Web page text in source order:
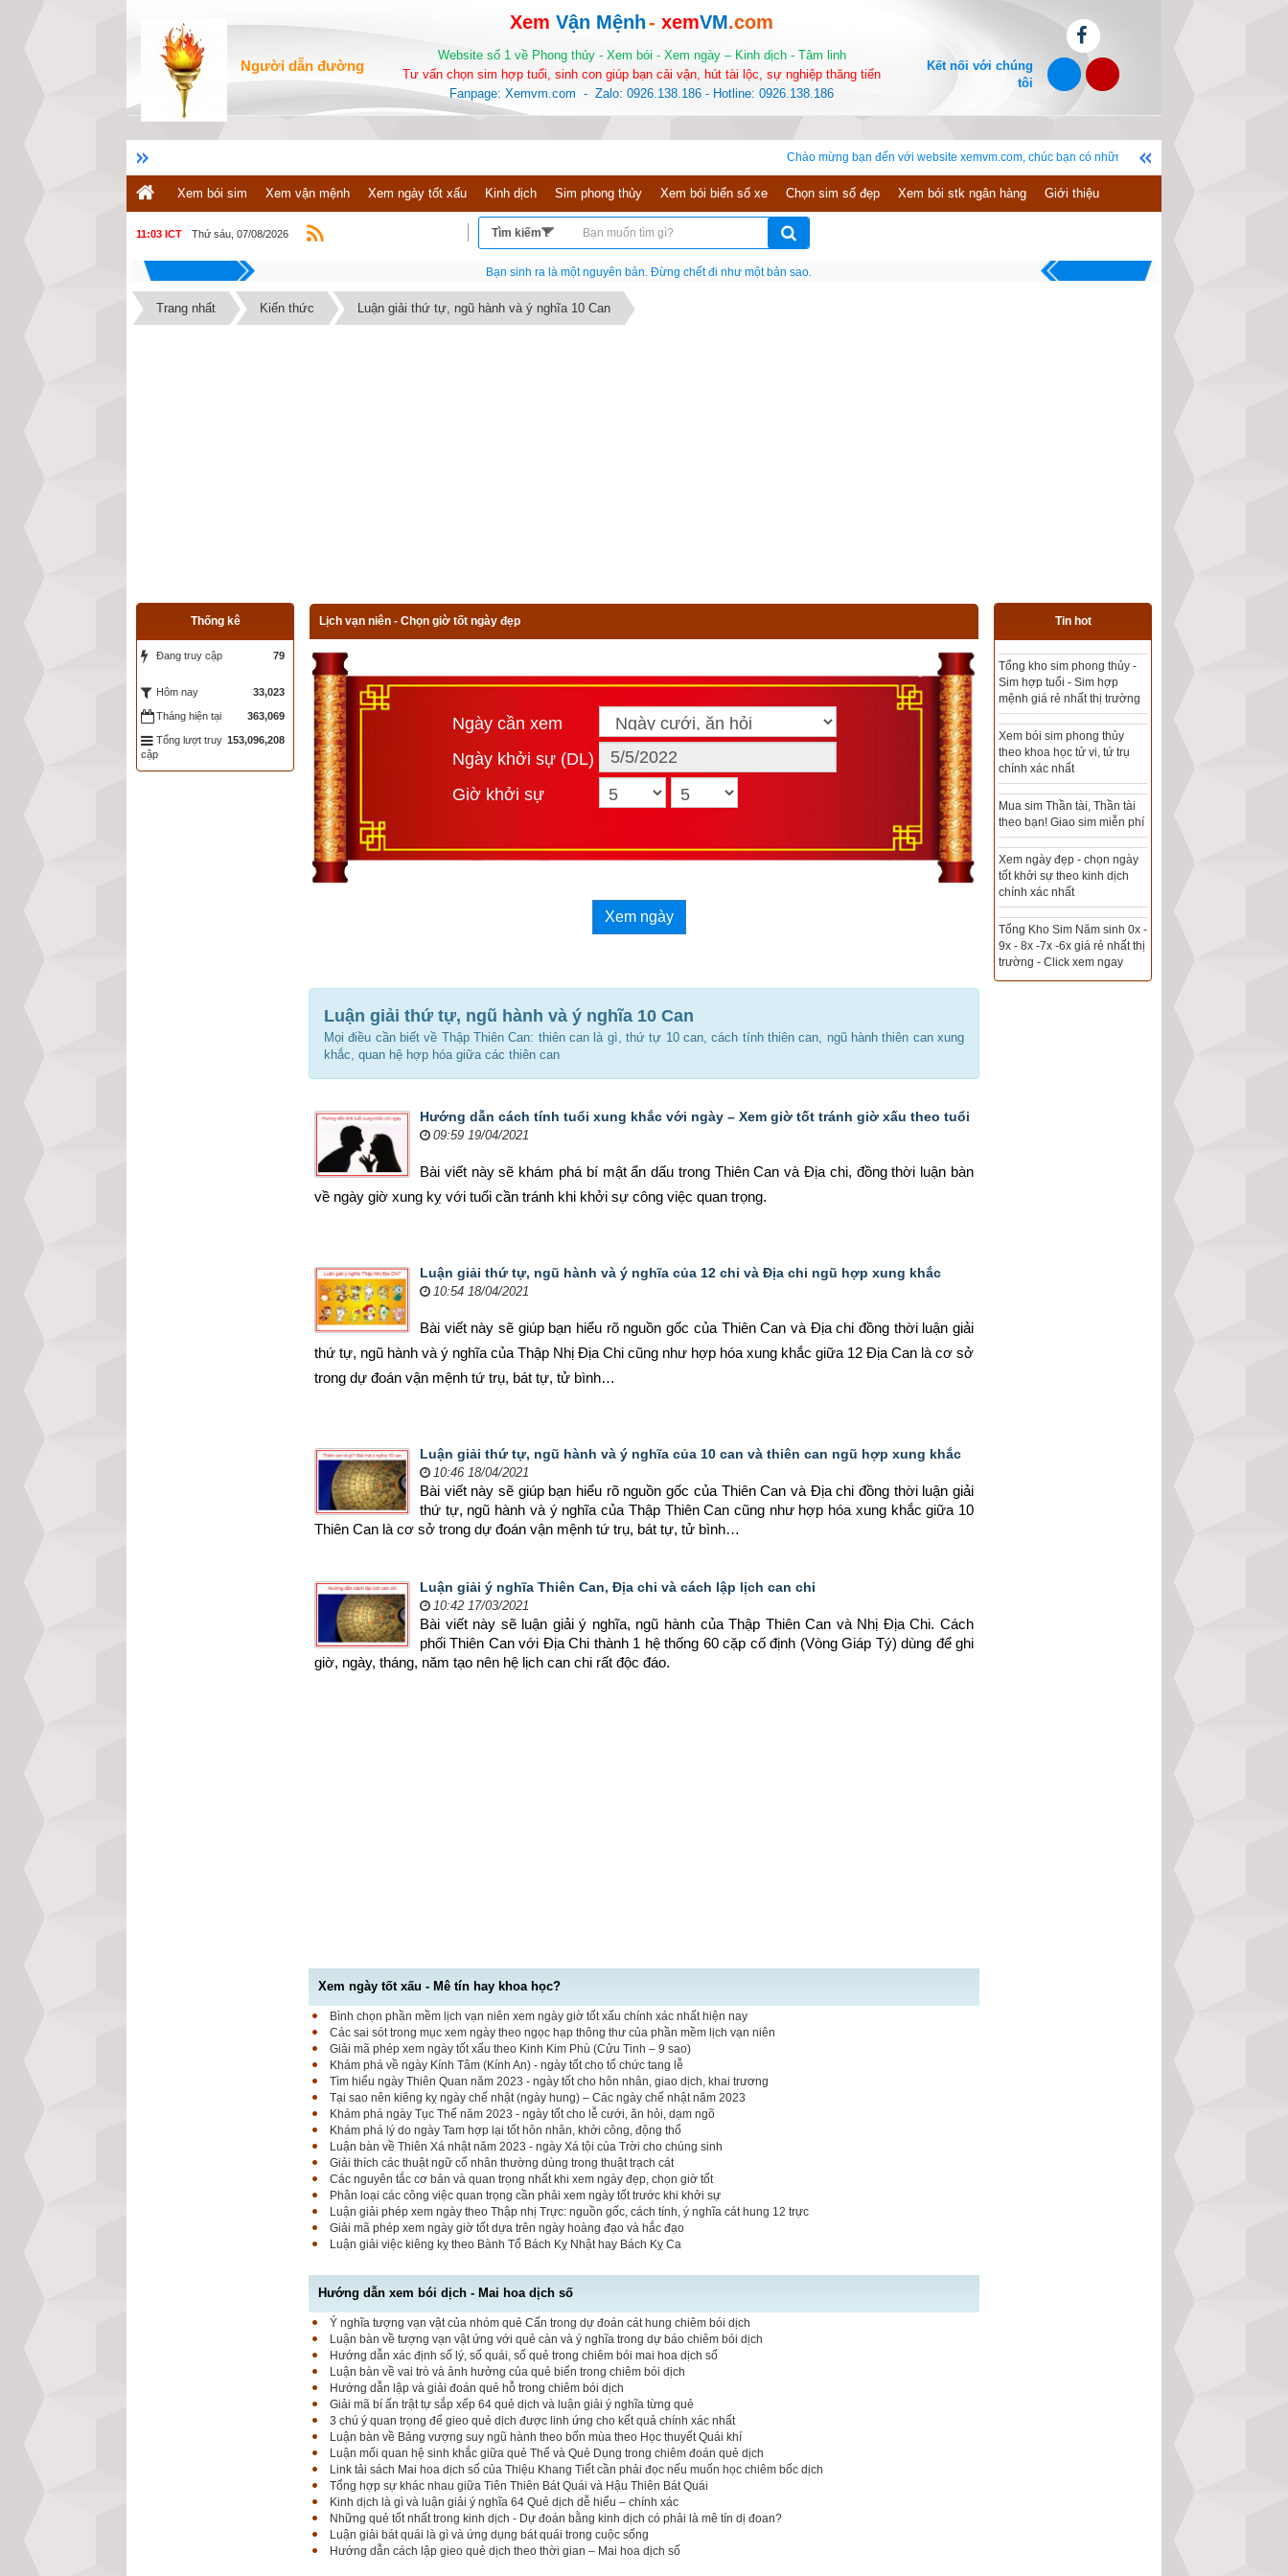
Người dẫn đường
Xem Vận Mệnh- xemVM.com
Website số 1 về Phong thủy - Xem bói - Xem ngày – Kinh dịch - Tâm linh
Tư vấn chọn sim hợp tuổi, sinh con giúp bạn cải vận, hút tài lộc, sự nghiệp thăng tiến
Fanpage: Xemvm.com - Zalo: 0926.138.186 - Hotline: 0926.138.186
Kết nối với chúng
tôi
Chào mừng bạn đến với website xemvm.com, chúc bạn có những giây phút vui vẻ! Bản quyền © 2019-
Xem bói sim Xem vận mệnh Xem ngày tốt xấu Kinh dịch Sim phong thủy Xem bói biển số xe Chọn sim số đẹp Xem bói stk ngân hàng Giới thiệu
11:03 ICT Thứ sáu, 07/08/2026
Bạn sinh ra là một nguyên bản. Đừng chết đi như một bản sao.
Trang nhất Kiến thức Luận giải thứ tự, ngũ hành và ý nghĩa 10 Can
Lịch vạn niên - Chọn giờ tốt ngày đẹp
Ngày cần xem
Ngày khởi sự (DL)
Giờ khởi sự
Xem ngày
Luận giải thứ tự, ngũ hành và ý nghĩa 10 Can
Mọi điều cần biết về Thập Thiên Can: thiên can là gì, thứ tự 10 can, cách tính thiên can, ngũ hành thiên can xung
khắc, quan hệ hợp hóa giữa các thiên can
Hướng dẫn cách tính tuổi xung khắc với ngày – Xem giờ tốt tránh giờ xấu theo tuổi
09:59 19/04/2021
Bài viết này sẽ khám phá bí mật ẩn dấu trong Thiên Can và Địa chi, đồng thời luận bàn
về ngày giờ xung kỵ với tuổi cần tránh khi khởi sự công việc quan trọng.
Luận giải thứ tự, ngũ hành và ý nghĩa của 12 chi và Địa chi ngũ hợp xung khắc
10:54 18/04/2021
Bài viết này sẽ giúp bạn hiểu rõ nguồn gốc của Thiên Can và Địa chi đồng thời luận giải
thứ tự, ngũ hành và ý nghĩa của Thập Nhị Địa Chi cũng như hợp hóa xung khắc giữa 12 Địa Can là cơ sở
trong dự đoán vận mệnh tứ trụ, bát tự, tử bình…
Luận giải thứ tự, ngũ hành và ý nghĩa của 10 can và thiên can ngũ hợp xung khắc
10:46 18/04/2021
Bài viết này sẽ giúp bạn hiểu rõ nguồn gốc của Thiên Can và Địa chi đồng thời luận giải
thứ tự, ngũ hành và ý nghĩa của Thập Thiên Can cũng như hợp hóa xung khắc giữa 10
Thiên Can là cơ sở trong dự đoán vận mệnh tứ trụ, bát tự, tử bình…
Luận giải ý nghĩa Thiên Can, Địa chi và cách lập lịch can chi
10:42 17/03/2021
Bài viết này sẽ luận giải ý nghĩa, ngũ hành của Thập Thiên Can và Nhị Địa Chi. Cách
phối Thiên Can với Địa Chi thành 1 hệ thống 60 cặp cố định (Vòng Giáp Tý) dùng để ghi
giờ, ngày, tháng, năm tạo nên hệ lịch can chi rất độc đáo.
Xem ngày tốt xấu - Mê tín hay khoa học?
Bình chọn phần mềm lịch vạn niên xem ngày giờ tốt xấu chính xác nhất hiện nay
Các sai sót trong mục xem ngày theo ngọc hạp thông thư của phần mềm lịch vạn niên
Giải mã phép xem ngày tốt xấu theo Kinh Kim Phù (Cửu Tinh – 9 sao)
Khám phá về ngày Kính Tâm (Kính An) - ngày tốt cho tổ chức tang lễ
Tìm hiểu ngày Thiên Quan năm 2023 - ngày tốt cho hôn nhân, giao dịch, khai trương
Tại sao nên kiêng kỵ ngày chế nhật (ngày hung) – Các ngày chế nhật năm 2023
Khám phá ngày Tục Thế năm 2023 - ngày tốt cho lễ cưới, ăn hỏi, dạm ngõ
Khám phá lý do ngày Tam hợp lại tốt hôn nhân, khởi công, động thổ
Luận bàn về Thiên Xá nhật năm 2023 - ngày Xá tội của Trời cho chúng sinh
Giải thích các thuật ngữ cổ nhân thường dùng trong thuật trạch cát
Các nguyên tắc cơ bản và quan trọng nhất khi xem ngày đẹp, chọn giờ tốt
Phân loại các công việc quan trọng cần phải xem ngày tốt trước khi khởi sự
Luận giải phép xem ngày theo Thập nhị Trực: nguồn gốc, cách tính, ý nghĩa cát hung 12 trực
Giải mã phép xem ngày giờ tốt dựa trên ngày hoàng đạo và hắc đạo
Luận giải việc kiêng kỵ theo Bành Tổ Bách Kỵ Nhật hay Bách Kỵ Ca
Hướng dẫn xem bói dịch - Mai hoa dịch số
Ý nghĩa tượng vạn vật của nhóm quẻ Cấn trong dự đoán cát hung chiêm bói dịch
Luận bàn về tượng vạn vật ứng với quẻ càn và ý nghĩa trong dự báo chiêm bói dịch
Hướng dẫn xác định số lý, số quái, số quẻ trong chiêm bói mai hoa dịch số
Luận bàn về vai trò và ảnh hưởng của quẻ biến trong chiêm bói dịch
Hướng dẫn lập và giải đoán quẻ hỗ trong chiêm bói dịch
Giải mã bí ấn trật tự sắp xếp 64 quẻ dịch và luận giải ý nghĩa từng quẻ
3 chú ý quan trọng để gieo quẻ dịch được linh ứng cho kết quả chính xác nhất
Luận bàn về Bảng vượng suy ngũ hành theo bốn mùa theo Học thuyết Quái khí
Luận mối quan hệ sinh khắc giữa quẻ Thể và Quẻ Dụng trong chiêm đoán quẻ dịch
Link tải sách Mai hoa dịch số của Thiệu Khang Tiết cần phải đọc nếu muốn học chiêm bốc dịch
Tổng hợp sự khác nhau giữa Tiên Thiên Bát Quái và Hậu Thiên Bát Quái
Kinh dịch là gì và luận giải ý nghĩa 64 Quẻ dịch dễ hiểu – chính xác
Những quẻ tốt nhất trong kinh dịch - Dự đoán bằng kinh dịch có phải là mê tín dị đoan?
Luận giải bát quái là gì và ứng dụng bát quái trong cuộc sống
Hướng dẫn cách lập gieo quẻ dịch theo thời gian – Mai hoa dịch số
Tin hot
Phần mềm luận giải ý nghĩa
64 quẻ kinh dịch và hào
động
Tìm sim số đẹp theo kinh
dịch có quẻ chủ, quẻ hỗ,
quẻ biến đại cát - Phần
mềm lọc sim thông minh
Xem bói biển số xe theo
phong thủy khoa học chính
xác nhất
Thống kê
Đang truy cập 79
Hôm nay 33,023
Tháng hiện tại 363,069
Tổng lượt truy
cập
153,096,208